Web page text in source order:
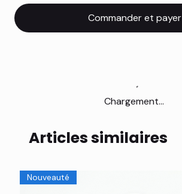
Commander et payer
Chargement...
Articles similaires
Nouveauté